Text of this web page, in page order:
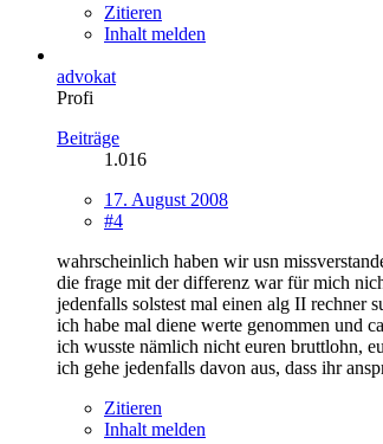
Zitieren
Inhalt melden
advokat
Profi
Beiträge
1.016
17. August 2008
#4
wahrscheinlich haben wir usn
die frage mit der differenz war für mich
jedenfalls solstest mal einen alg II rechner
ich habe mal diene werte genommen und
ich wusste nämlich nicht euren bruttlohn,
ich gehe jedenfalls davon aus, dass ihr
Zitieren
Inhalt melden